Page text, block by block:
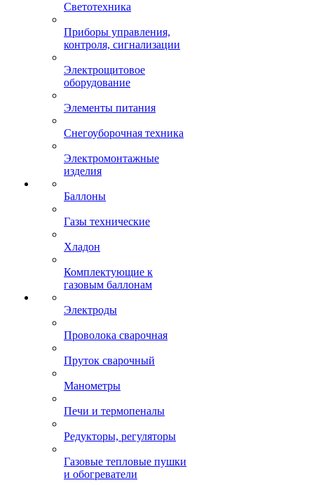
Светотехника
Приборы управления,
контроля, сигнализации
Электрощитовое
оборудование
Элементы питания
Снегоуборочная техника
Электромонтажные
изделия
Баллоны
Газы технические
Хладон
Комплектующие к
газовым баллонам
Электроды
Проволока сварочная
Пруток сварочный
Манометры
Печи и термопеналы
Редукторы, регуляторы
Газовые тепловые пушки
и обогреватели